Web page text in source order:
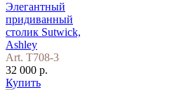
Элегантный
придиванный
столик Sutwick,
Ashley
Art. T708-3
32 000 р.
Купить